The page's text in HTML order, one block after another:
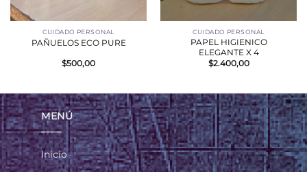
CUIDADO PERSONAL
PAÑUELOS ECO PURE
$500,00
CUIDADO PERSONAL
PAPEL HIGIENICO
ELEGANTE X 4
$2.400,00
MENÚ
Inicio